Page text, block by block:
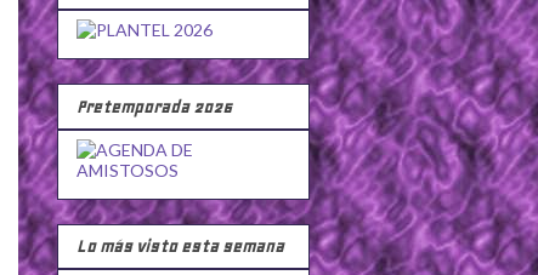
Pretemporada 2026
Lo más visto esta semana